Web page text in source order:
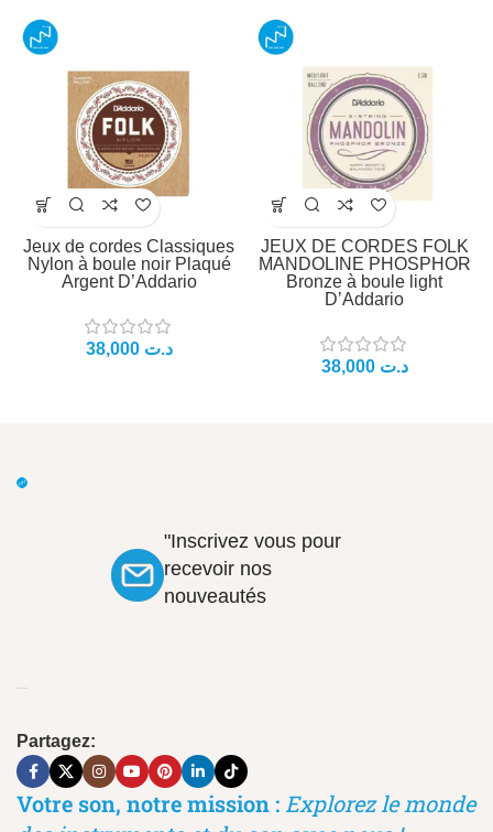
Jeux de cordes Classiques
Nylon à boule noir Plaqué
Argent D’Addario
د.ت 38,000
JEUX DE CORDES FOLK
MANDOLINE PHOSPHOR
Bronze à boule light
D’Addario
د.ت 38,000
"Inscrivez vous pour
recevoir nos
nouveautés
Partagez:
Votre son, notre mission : Explorez le monde